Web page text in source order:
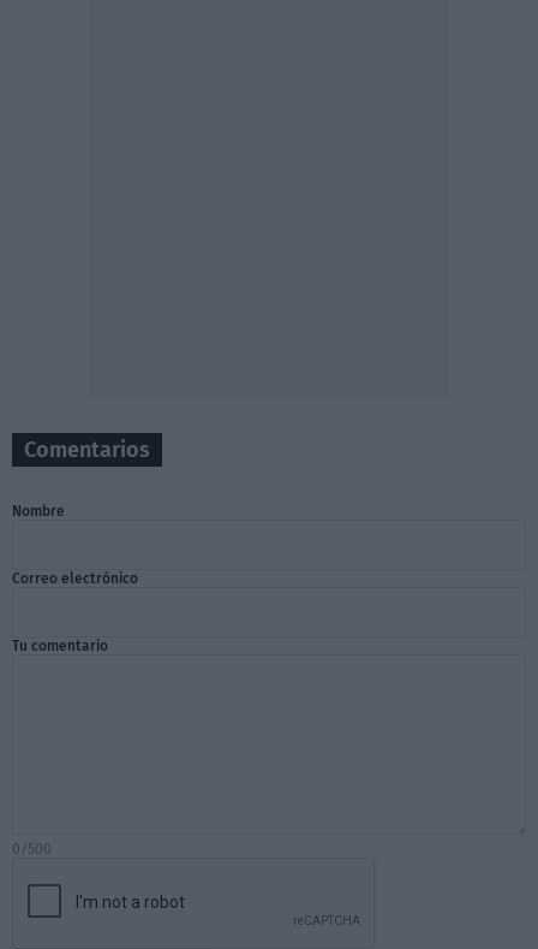
Comentarios
Nombre
Correo electrónico
Tu comentario
0/500